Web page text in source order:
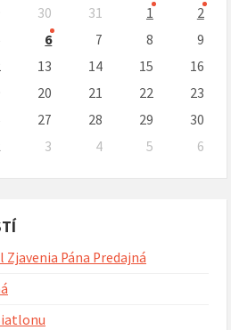
30 31 1
2
6 7 8
9
13 14 15
16
20 21 22
23
27 28 29
30
3 4 5
6
Pána Predajná